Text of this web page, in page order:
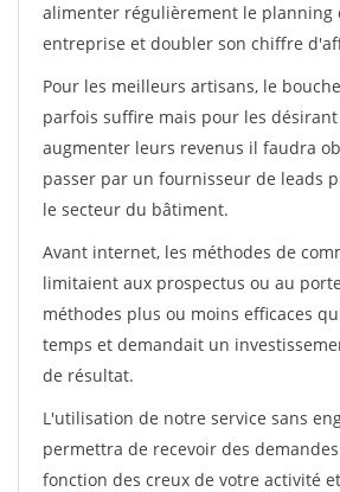
alimenter régulièrement le planning
entreprise et doubler son chiffre
Pour les meilleurs artisans, le
parfois suffire mais pour les
augmenter leurs revenus il faudra
passer par un fournisseur de leads
le secteur du bâtiment.
Avant internet, les méthodes de
limitaient aux prospectus ou au
méthodes plus ou moins efficaces
temps et demandait un
de résultat.
L'utilisation de notre service sans
permettra de recevoir des
fonction des creux de votre activité